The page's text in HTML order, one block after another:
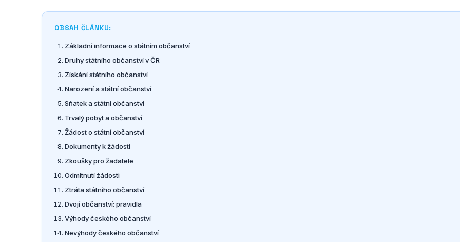
OBSAH ČLÁNKU:
Základní informace o státním občanství
Druhy státního občanství v ČR
Získání státního občanství
Narození a státní občanství
Sňatek a státní občanství
Trvalý pobyt a občanství
Žádost o státní občanství
Dokumenty k žádosti
Zkoušky pro žadatele
Odmítnutí žádosti
Ztráta státního občanství
Dvojí občanství: pravidla
Výhody českého občanství
Nevýhody českého občanství